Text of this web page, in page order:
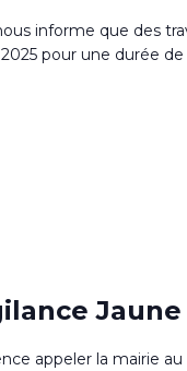
informe que des
pour une durée de
Jaune
appeler la mairie au